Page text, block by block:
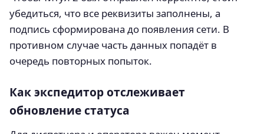
убедиться, что все реквизиты заполнены, а
подпись сформирована до появления сети. В
противном случае часть данных попадёт в
очередь повторных попыток.
Как экспедитор отслеживает
обновление статуса